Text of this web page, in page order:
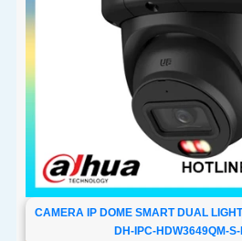
CAMERA IP DOME SMART DUAL
DH-IPC-HDW3649QM-